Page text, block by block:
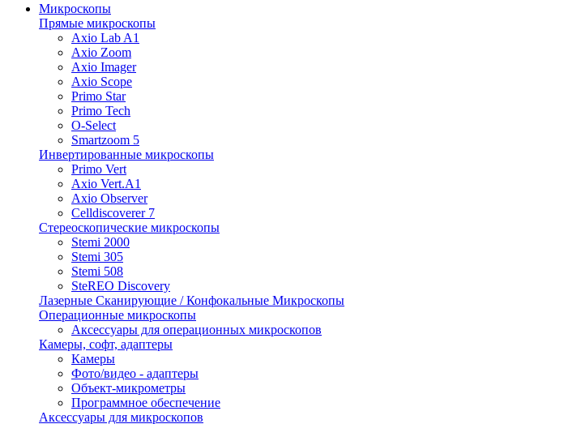
Микроскопы
Прямые микроскопы
Axio Lab A1
Axio Zoom
Axio Imager
Axio Scope
Primo Star
Primo Tech
O-Select
Smartzoom 5
Инвертированные микроскопы
Primo Vert
Axio Vert.A1
Axio Observer
Celldiscoverer 7
Стереоскопические микроскопы
Stemi 2000
Stemi 305
Stemi 508
SteREO Discovery
Лазерные Сканирующие / Конфокальные Микроскопы
Операционные микроскопы
Аксессуары для операционных микроскопов
Камеры, софт, адаптеры
Камеры
Фото/видео - адаптеры
Объект-микрометры
Программное обеспечение
Аксессуары для микроскопов